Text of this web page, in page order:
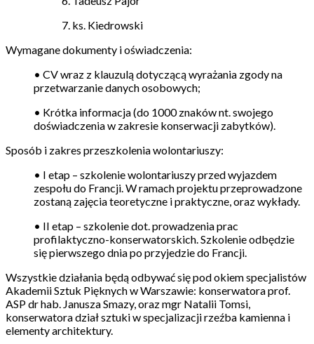
7. ks. Kiedrowski
Wymagane dokumenty i oświadczenia:
• CV wraz z klauzulą dotyczącą wyrażania zgody na
przetwarzanie danych osobowych;
• Krótka informacja (do 1000 znaków nt. swojego
doświadczenia w zakresie konserwacji zabytków).
Sposób i zakres przeszkolenia wolontariuszy:
• I etap – szkolenie wolontariuszy przed wyjazdem
zespołu do Francji. W ramach projektu przeprowadzone
zostaną zajęcia teoretyczne i praktyczne, oraz wykłady.
• II etap – szkolenie dot. prowadzenia prac
profilaktyczno-konserwatorskich. Szkolenie odbędzie
się pierwszego dnia po przyjedzie do Francji.
Wszystkie działania będą odbywać się pod okiem specjalistów
Akademii Sztuk Pięknych w Warszawie: konserwatora prof.
ASP dr hab. Janusza Smazy, oraz mgr Natalii Tomsi,
konserwatora dział sztuki w specjalizacji rzeźba kamienna i
elementy architektury.